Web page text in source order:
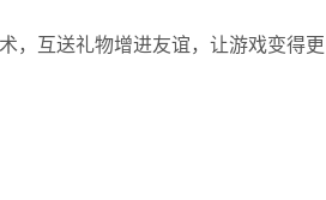
，互送礼物增进友谊，让游戏变得更